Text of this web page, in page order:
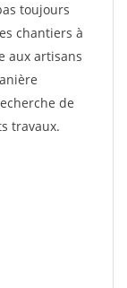
toujours
chantiers à
aux artisans
de
travaux.